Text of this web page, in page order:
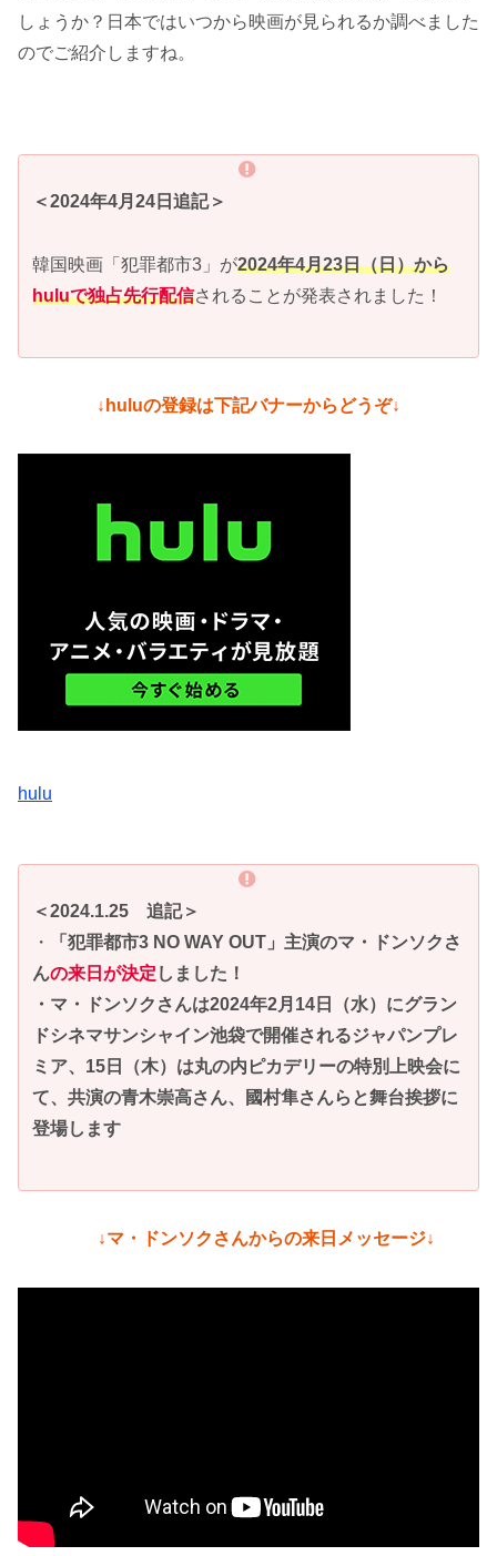
しょうか？日本ではいつから映画が見られるか調べました
のでご紹介しますね。
＜2024年4月24日追記＞
韓国映画「犯罪都市3」が2024年4月23日（日）から
huluで独占先行配信されることが発表されました！
↓huluの登録は下記バナーからどうぞ↓
hulu
＜2024.1.25 追記＞
・
「犯罪都市3 NO WAY OUT」主演のマ・ドンソクさ
んの来日が決定 しました！
・マ・ドンソクさんは2024年2月14日（水）にグラン
ドシネマサンシャイン池袋で開催されるジャパンプレ
ミア、15日（木）は丸の内ピカデリーの特別上映会に
て、共演の青木崇高さん、國村隼さんらと舞台挨拶に
登場します
↓マ・ドンソクさんからの来日メッセージ↓